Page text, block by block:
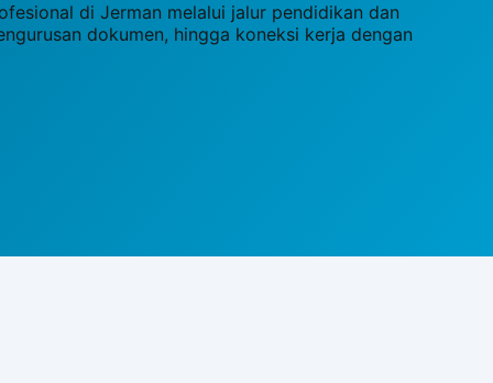
di Jerman melalui jalur pendidikan dan
dokumen, hingga koneksi kerja dengan